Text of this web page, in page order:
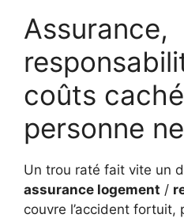
Assurance,
coûts
personne
Un trou raté fait vite un
assurance logement /
couvre l’accident fortuit,